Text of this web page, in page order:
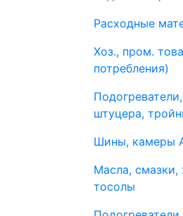
Расходные
Хоз., пром.
потребления)
штуцера,
Шины, камеры
Масла, смазки,
тосолы